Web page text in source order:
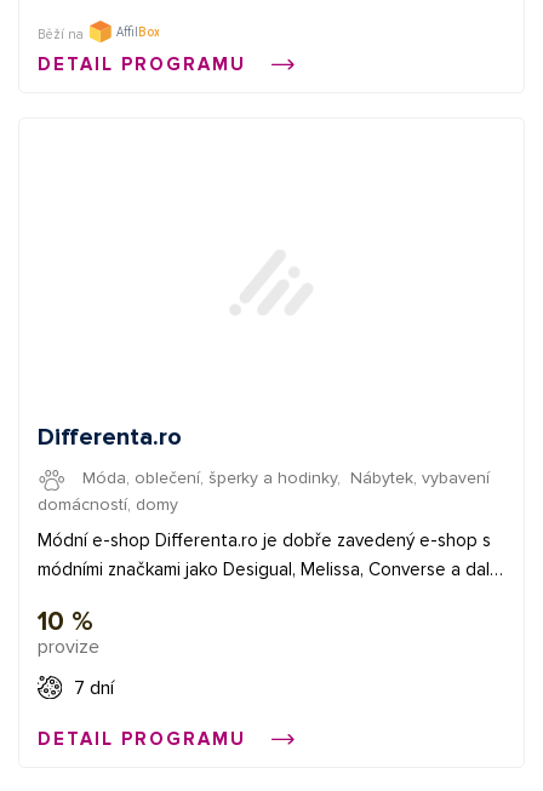
Běží na
DETAIL PROGRAMU
Differenta.ro
Móda, oblečení, šperky a hodinky, Nábytek, vybavení
domácností, domy
Módní e-shop Differenta.ro je dobře zavedený e-shop s
módními značkami jako Desigual, Melissa, Converse a další.
také módní doplňky, bytové doplňky ať už jde o svíčky,
vůně, nebo třeba povlečení. ✅Provize 10 % - nový
zákazník 4 % - stávající zákazník ✅Délka cookies 7 dní ✅K
10 %
provize
7 dní
DETAIL PROGRAMU